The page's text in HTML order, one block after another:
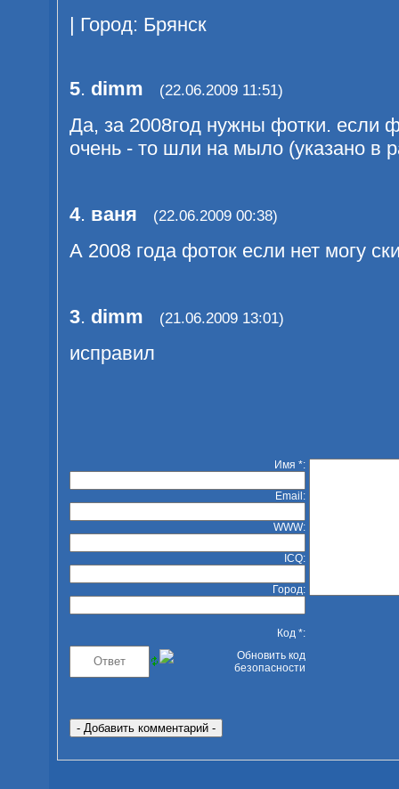
| Город: Брянск
5. dimm (22.06.2009 11:51)
Да, за 2008год нужны фотки. если
очень - то шли на мыло (указано в
4. ваня (22.06.2009 00:38)
А 2008 года фоток если нет могу
3. dimm (21.06.2009 13:01)
исправил
Имя *:
Email:
WWW:
ICQ:
Город:
Код *: